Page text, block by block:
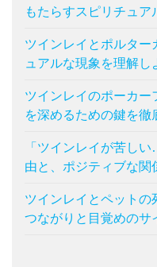
もたらすスピリチュア
ツインレイとポルター
ュアルな現象を理解し
ツインレイのポーカー
を深めるための鍵を徹
「ツインレイが苦し
由と、ポジティブな関
ツインレイとペットの
つながりと目覚めのサ